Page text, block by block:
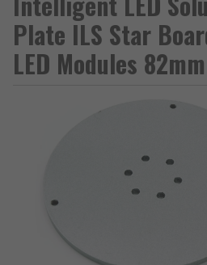
Plate ILS Star
LED Modules 82mm